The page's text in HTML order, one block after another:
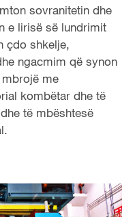
sovranitetin dhe
e lirisë së lundrimit
çdo shkelje,
ngacmim që synon
mbrojë me
kombëtar dhe të
të mbështesë